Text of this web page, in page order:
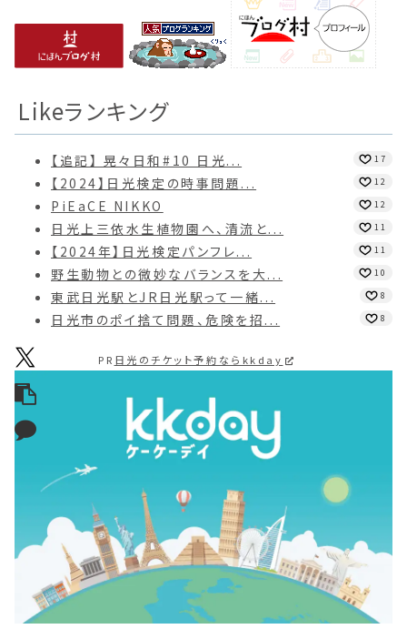
Likeランキング
【追記】 晃々日和#10 日光... 17
【2024】日光検定の時事問題... 12
PiEaCE NIKKO 12
日光上三依水生植物園へ、清流と... 11
【2024年】日光検定パンフレ... 11
野生動物との微妙なバランスを大... 10
東武日光駅とJR日光駅って一緒... 8
日光市のポイ捨て問題、危険を招... 8
PR 日光のチケット予約ならkkday